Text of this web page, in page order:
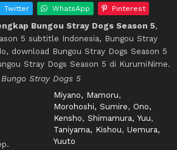
Twitter WhatsApp Pinterest
Bungou Stray Dogs Season 5,
5 subtitle Indonesia, Bungou Stray
download Bungou Stray Dogs Season 5
Stray Dogs Season 5 di KurumiNime.
Bungo Stray Dogs 5
Miyano, Mamoru,
Morohoshi, Sumire, Ono,
Kensho,Shimamura, Yuu,
Taniyama, Kishou,Uemura,
Yuuto